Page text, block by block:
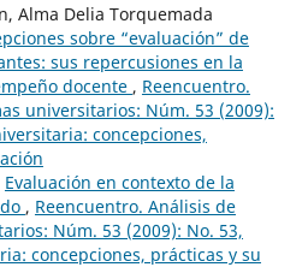
Alma Delia Torquemada
sobre “evaluación” de
sus repercusiones en la
docente , Reencuentro.
universitarios: Núm. 53 (2009):
concepciones,
Evaluación en contexto de la
, Reencuentro. Análisis de
Núm. 53 (2009): No. 53,
concepciones, prácticas y su